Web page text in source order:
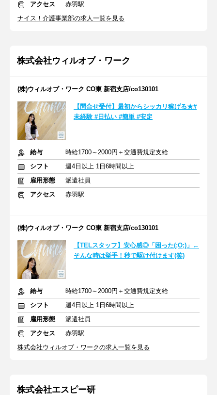
アクセス
赤羽駅
ナイス！介護事業部の求人一覧を見る
株式会社ウィルオブ・ワーク
(株)ウィルオブ・ワーク CO東 新宿支店/co130101
【問合せ受付】最初からシッカリ稼げる★#
未経験 #日払い #簡単 #安定
給与
時給1700～2000円＋交通費規定支給
シフト
週4日以上 1日6時間以上
雇用形態
派遣社員
アクセス
赤羽駅
(株)ウィルオブ・ワーク CO東 新宿支店/co130101
【TELスタッフ】安心感◎「困った(;O;)」←
そんな時は挙手！秒で駆け付けます(笑)
給与
時給1700～2000円＋交通費規定支給
シフト
週4日以上 1日6時間以上
雇用形態
派遣社員
アクセス
赤羽駅
株式会社ウィルオブ・ワークの求人一覧を見る
株式会社エスピー研